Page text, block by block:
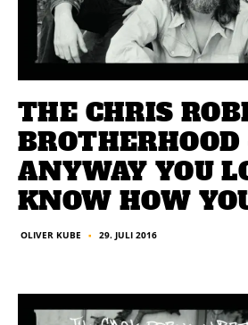
THE CHRIS
BROTHERHOOD
ANYWAY YOU
KNOW HOW
OLIVER KUBE ■ 29. JULI 2016